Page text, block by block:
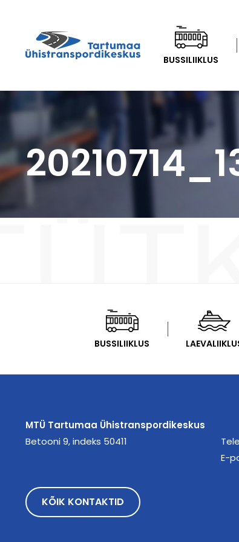
BUSSILIIKLUS
BUSSILIIKLUS
MTÜ Tartumaa Ühistranspordikeskus
Betooni 9, indeks 50411
E-
KÕIK KONTAKTID